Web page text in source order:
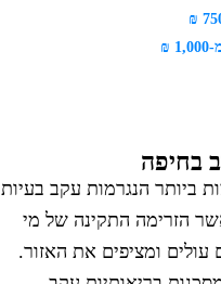
₪
בחיפה
ביותר הנגרמות עקב בעיות
הזרימה התקינה של מי
ומציפים את האזור.